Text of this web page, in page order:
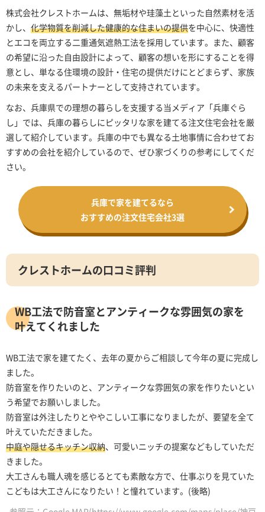
株式会社クレストホームは、無垢材や珪藻土といった自然素材を活
かし、 化学物質を削減した健康的な住まいの提供を中心に、快適性
とエコを両立する二重通気遮熱工法を採用しています。また、顧客
の希望に沿った自由設計によって、顧客の想いを形にすることを得
意とし、単なる住環境の設計・住宅の提供だけにとどまらず、家族
の未来を支えるパートナーとして支持されています。
なお、兵庫県での理想の暮らしを支援する当メディア「兵庫ぐら
し」では、兵庫の暮らしにピッタリな家を建てる注文住宅会社を厳
選して紹介しています。兵庫の中でも異なる土地事情に合わせてお
すすめの会社を紹介しているので、ぜひ家づくりの参考にしてくだ
さい。
兵庫で家を建てるなら
おすすめの注文住宅会社3選
クレストホームの口コミ評判
WB工法で防音室とアンティークな雰囲気の家を
叶えてくれました
WB工法で家を建てたく、去年の夏からご相談して今年の夏に完成し
ました。
防音室を作りたいのと、アンティークな雰囲気の家を作りたいとい
う希望でお願いしました。
防音室は外注したりとややこしい工事になりましたが、要望を全て
叶えていただきました。
中庭や隠せるキッチン収納、可愛いニッチの提案などもしていただ
きました。
大工さんも職人魂を感じるとても素敵な方で、仕事ぶりを見ていた
こどもは大工さんになりたい！と憧れています。(後略)